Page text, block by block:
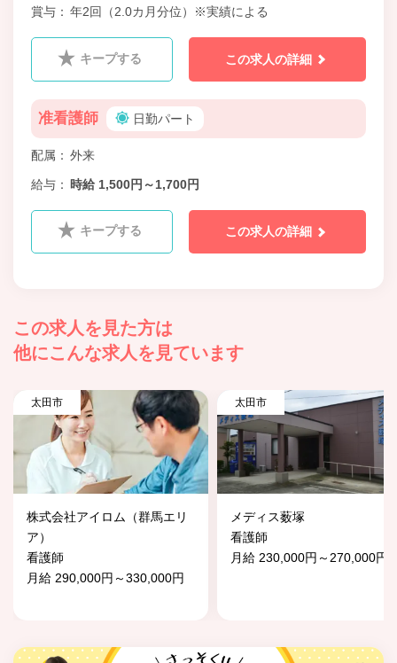
賞与 年2回（2.0カ月分位）※実績による
キープする この求人の詳細
准看護師 日勤パート
配属 外来
給与 時給 1,500円～1,700円
キープする この求人の詳細
この求人を見た方は
他にこんな求人を見ています
太田市
株式会社アイロム（群馬エリ
ア）
看護師
月給 290,000円～330,000円
太田市
メディス薮塚
看護師
月給 230,000円～270,000円